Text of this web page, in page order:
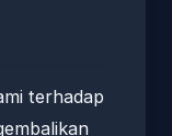
terhadap